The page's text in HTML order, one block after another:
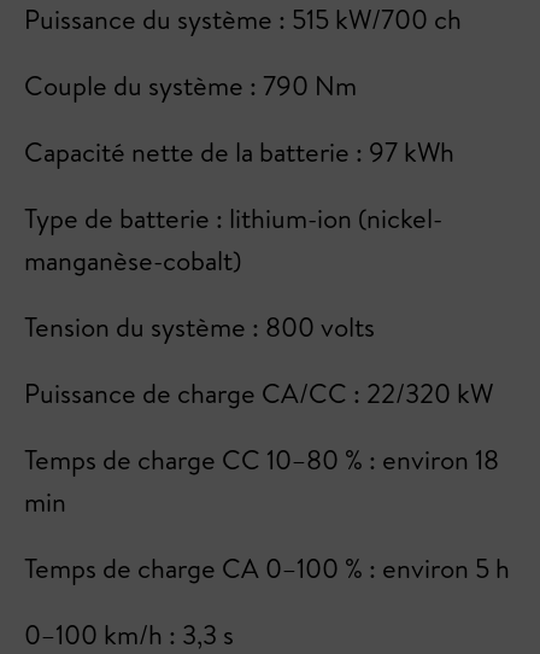
Puissance du système : 515 kW/700 ch
Couple du système : 790 Nm
Capacité nette de la batterie : 97 kWh
Type de batterie : lithium-ion (nickel-
manganèse-cobalt)
Tension du système : 800 volts
Puissance de charge CA/CC : 22/320 kW
Temps de charge CC 10–80 % : environ 18
min
Temps de charge CA 0–100 % : environ 5 h
0–100 km/h : 3,3 s